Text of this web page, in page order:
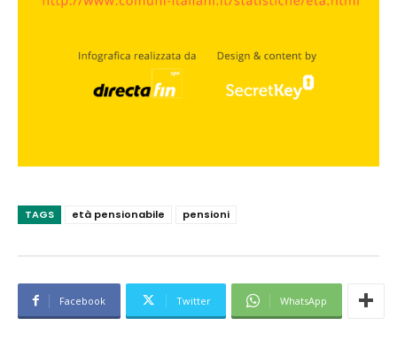
TAGS età pensionabile pensioni
Facebook Twitter WhatsApp